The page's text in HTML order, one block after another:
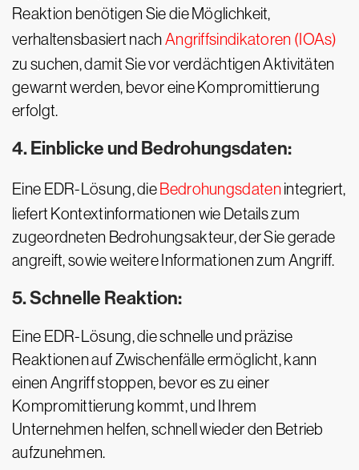
Reaktion benötigen Sie die Möglichkeit,
verhaltensbasiert nachAngriffsindikatoren (IOAs)
zu suchen, damit Sie vor verdächtigen Aktivitäten
gewarnt werden, bevor eine Kompromittierung
erfolgt.
4. Einblicke und Bedrohungsdaten:
Eine EDR-Lösung, die Bedrohungsdaten integriert,
liefert Kontextinformationen wie Details zum
zugeordneten Bedrohungsakteur, der Sie gerade
angreift, sowie weitere Informationen zum Angriff.
5. Schnelle Reaktion:
Eine EDR-Lösung, die schnelle und präzise
Reaktionen auf Zwischenfälle ermöglicht, kann
einen Angriff stoppen, bevor es zu einer
Kompromittierung kommt, und Ihrem
Unternehmen helfen, schnell wieder den Betrieb
aufzunehmen.